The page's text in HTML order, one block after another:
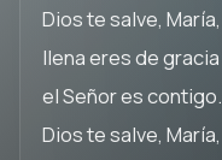
Dios te salve, María,
llena eres de gracia
el Señor es contigo.
Dios te salve, María,